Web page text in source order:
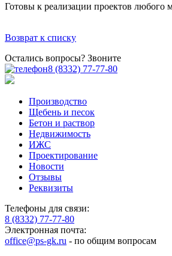
Готовы к реализации проектов любого
Возврат к списку
Остались вопросы? Звоните
8 (8332) 77-77-80
Производство
Щебень и песок
Бетон и раствор
Недвижимость
ИЖС
Проектирование
Новости
Отзывы
Реквизиты
Телефоны для связи:
8 (8332) 77-77-80
Электронная почта:
office@ps-gk.ru - по общим вопросам